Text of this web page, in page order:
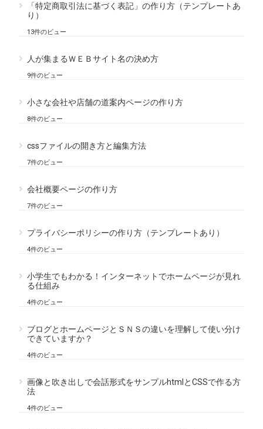
「特定商取引法に基づく表記」の作り方（テンプレートあ
り）
13件のビュー
人が集まるＷＥＢサイト名の決め方
9件のビュー
小さな会社や店舗の道案内ページの作り方
8件のビュー
cssファイルの開き方と編集方法
7件のビュー
会社概要ページの作り方
7件のビュー
プライバシーポリシーの作り方（テンプレートあり）
4件のビュー
小学生でもわかる！インターネットでホームページが見れ
る仕組み
4件のビュー
ブログとホームページとＳＮＳの違いを理解して使い分け
できていますか？
4件のビュー
画像と吹き出しで会話形式をサンプルhtmlとCSSで作る方
法
4件のビュー